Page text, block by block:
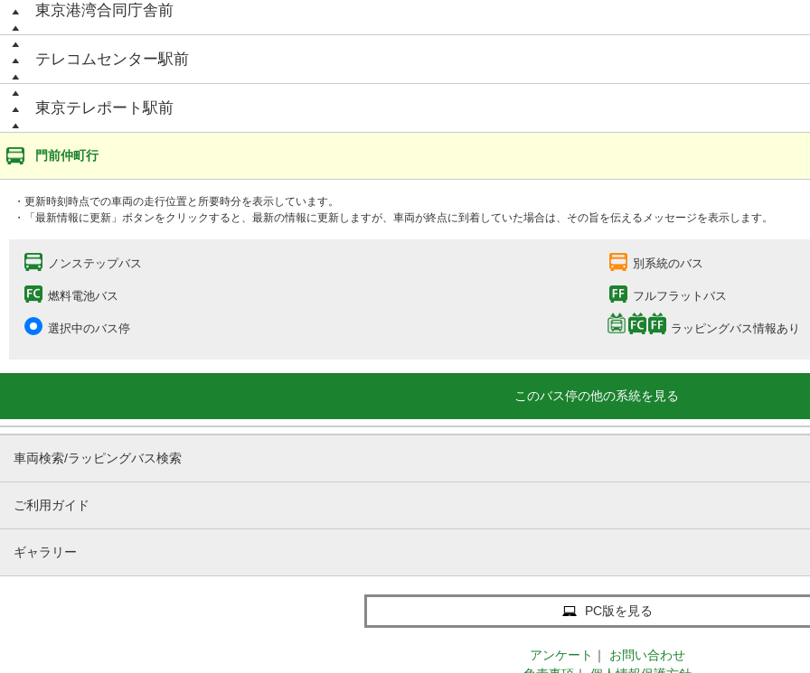
東京港湾合同庁舎前
テレコムセンター駅前
東京テレポート駅前
門前仲町行
・更新時刻時点での車両の走行位置と所要時分を表示しています。
・「最新情報に更新」ボタンをクリックすると、最新の情報に更新しますが、車両が終点に到着していた場合は、その旨を伝えるメッセージを表示します。
ノンステップバス 別系統のバス
燃料電池バス フルフラットバス
選択中のバス停 ラッピングバス情報あり
このバス停の他の系統を見る
車両検索/ラッピングバス検索
ご利用ガイド
ギャラリー
PC版を見る
アンケート ｜
お問い合わせ